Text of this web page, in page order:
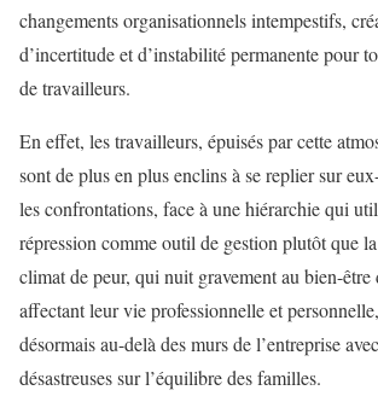
changements organisationnels intempestifs,
d’incertitude et d’instabilité permanente pour
de travailleurs.
En effet, les travailleurs, épuisés par cette
sont de plus en plus enclins à se replier sur
les confrontations, face à une hiérarchie qui
répression comme outil de gestion plutôt que
climat de peur, qui nuit gravement au bien-être
affectant leur vie professionnelle et
désormais au-delà des murs de l’entreprise
désastreuses sur l’équilibre des familles.